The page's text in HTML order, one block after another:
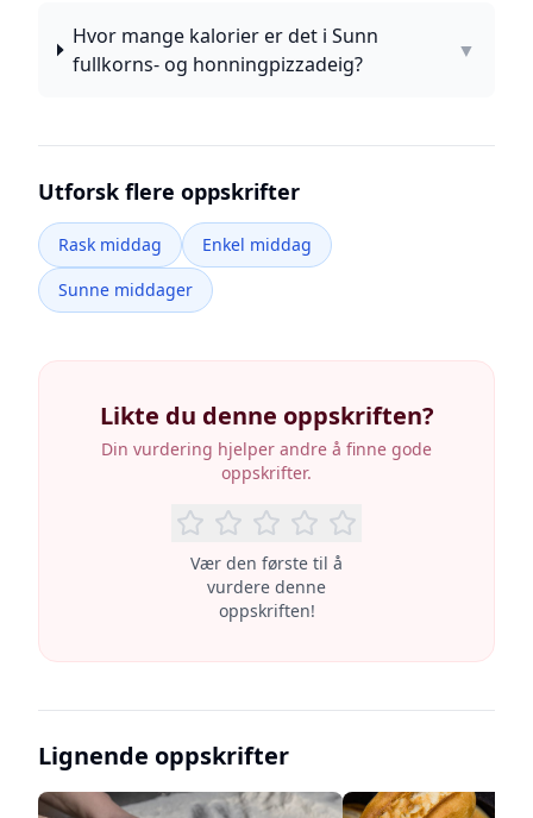
Hvor mange kalorier er det i Sunn
fullkorns- og honningpizzadeig?
▼
Utforsk flere oppskrifter
Rask middag
Enkel middag
Sunne middager
Likte du denne oppskriften?
Din vurdering hjelper andre å finne gode
oppskrifter.
Vær den første til å
vurdere denne
oppskriften!
Lignende oppskrifter